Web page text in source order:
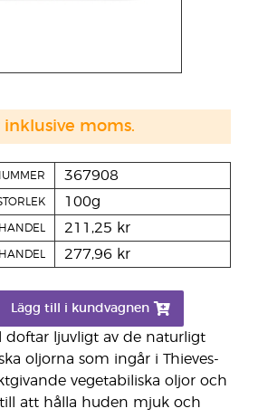
doftar ljuvligt av de naturligt
oljorna som ingår i Thieves-
vegetabiliska oljor och
att hålla huden mjuk och
367908
100g
211,25 kr
277,96 kr
Lägg till i kundvagnen
inklusive moms.